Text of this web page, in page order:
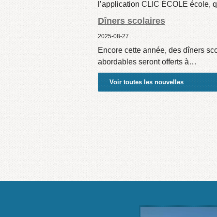
l’application CLIC ÉCOLE école,
Dîners scolaires
2025-08-27
Encore cette année, des dîners
abordables seront offerts à…
Voir toutes les nouvelles